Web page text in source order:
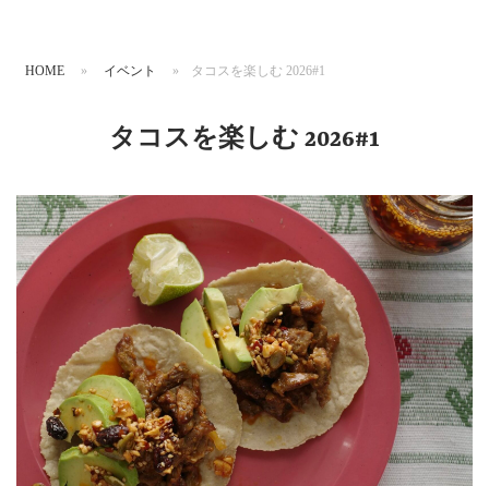
HOME » イベント » タコスを楽しむ 2026#1
タコスを楽しむ 2026#1